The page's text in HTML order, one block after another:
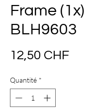
Frame (1x)
BLH9603
12,50 CHFPrix
Quantité *